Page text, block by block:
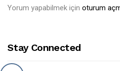
Yorum yapabilmek için oturum
Stay Connected